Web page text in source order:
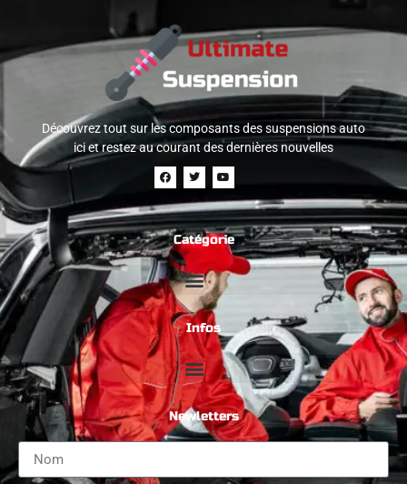
Découvrez tout sur les composants des suspensions auto
ici et restez au courant des dernières nouvelles
Catégorie
Infos
Newletters